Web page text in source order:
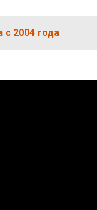
с 2004 года